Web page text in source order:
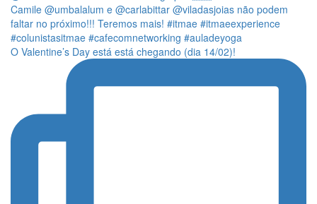
O Valentine’s Day está está chegando (dia 14/02)!